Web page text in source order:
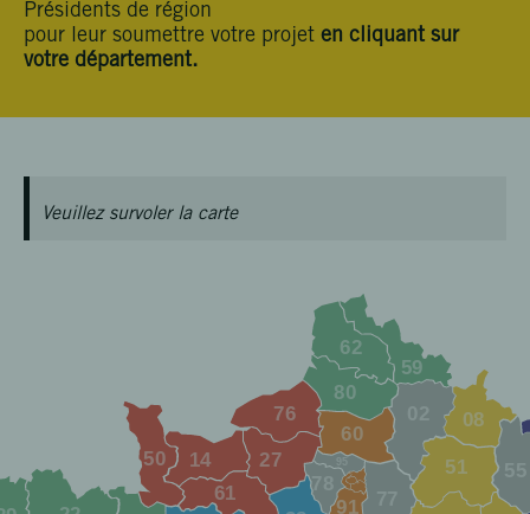
Présidents de région
pour leur soumettre votre projet en cliquant sur
votre département.
Veuillez survoler la carte